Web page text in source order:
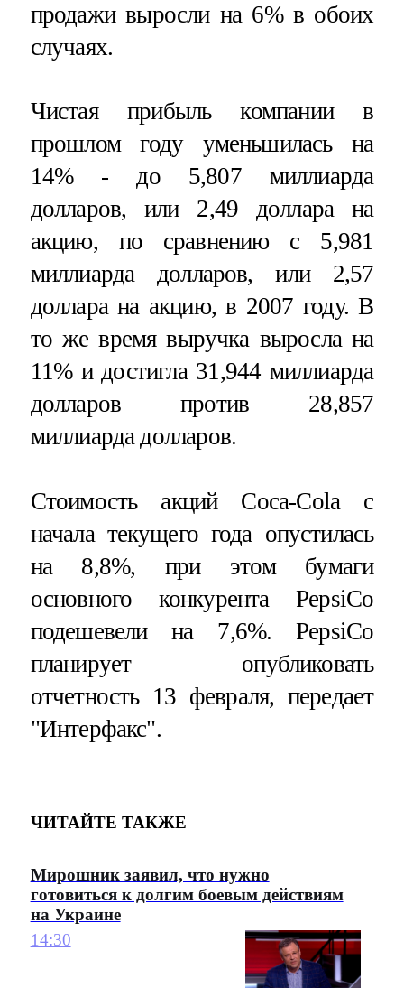
продажи выросли на 6% в обоих
случаях.
Чистая прибыль компании в
прошлом году уменьшилась на
14% - до 5,807 миллиарда
долларов, или 2,49 доллара на
акцию, по сравнению с 5,981
миллиарда долларов, или 2,57
доллара на акцию, в 2007 году. В
то же время выручка выросла на
11% и достигла 31,944 миллиарда
долларов против 28,857
миллиарда долларов.
Стоимость акций Coca-Cola с
начала текущего года опустилась
на 8,8%, при этом бумаги
основного конкурента PepsiCo
подешевели на 7,6%. PepsiCo
планирует опубликовать
отчетность 13 февраля, передает
"Интерфакс".
ЧИТАЙТЕ ТАКЖЕ
Мирошник заявил, что нужно
готовиться к долгим боевым действиям
на Украине
14:30